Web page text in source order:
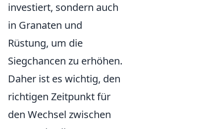
investiert, sondern auch
in Granaten und
Rüstung, um die
Siegchancen zu erhöhen.
Daher ist es wichtig, den
richtigen Zeitpunkt für
den Wechsel zwischen